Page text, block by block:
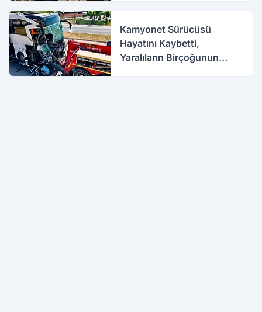
Kamyonet Sürücüsü
Hayatını Kaybetti,
Yaralıların Birçoğunun